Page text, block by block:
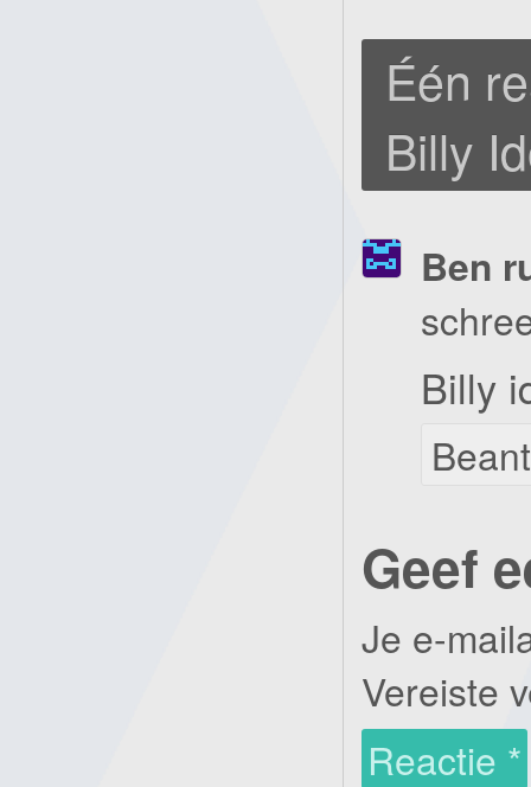
Één
Billy
Ben
Billy
Geef
Je e-
Vereiste
Reactie *